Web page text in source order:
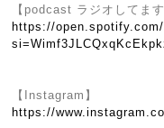
【podcast ラジオしてます
https://
【Instagram】
https://